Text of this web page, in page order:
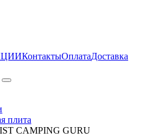
КонтактыОплатаДоставка
плита
CAMPING GURU